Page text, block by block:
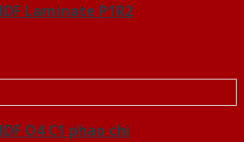
Laminate P1R2
O4 C1 phao chi